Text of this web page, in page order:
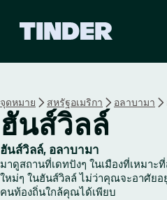
ก
d
e
จุดหมาย สหรัฐอเมริกา อลาบามา
ฮันส์วิลล์
ฮันส์วิลล์, อลาบามา
มาดูสถานที่เดทปังๆ ในเมืองที่เหมา
ใหม่ๆ ในฮันส์วิลล์ ไม่ว่าคุณจะอาศัย
คนท้องถิ่นใกล้คุณได้เพียบ